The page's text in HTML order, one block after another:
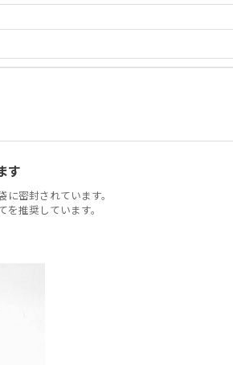
す
密封されています。
推奨しています。